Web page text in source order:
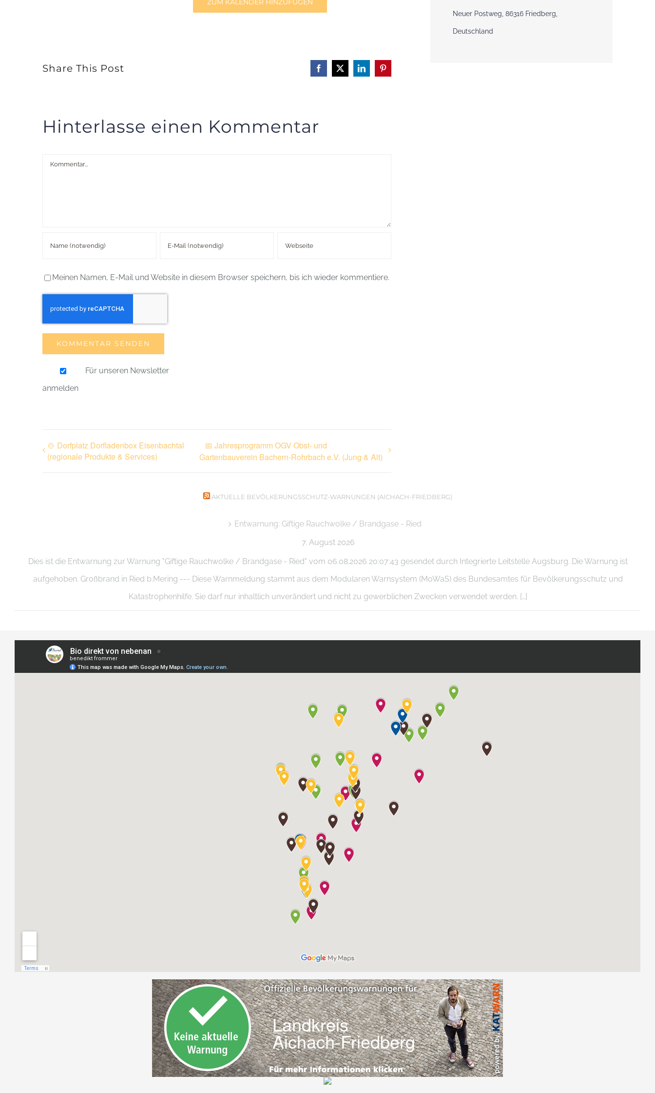
ZUM KALENDER HINZUFÜGEN
Share This Post Facebook
X LinkedInPinterest
Hinterlasse einen Kommentar
Kommentar
Meinen Namen, E-Mail und Website in diesem Browser speichern, bis ich wieder kommentiere.
Für unseren Newsletter
anmelden
🍲 Dorfplatz Dorfladenbox Eisenbachtal
(regionale Produkte & Services)
📅 Jahresprogramm OGV Obst- und
Gartenbauverein Bachern-Rohrbach e.V. (Jung & Alt)
Neuer Postweg, 86316 Friedberg,
Deutschland
AKTUELLE BEVÖLKERUNGSSCHUTZ-WARNUNGEN (AICHACH-FRIEDBERG)
Entwarnung: Giftige Rauchwolke / Brandgase - Ried
7. August 2026
Dies ist die Entwarnung zur Warnung "Giftige Rauchwolke / Brandgase - Ried" vom 06.08.2026 20:07:43 gesendet durch Integrierte Leitstelle Augsburg. Die Warnung ist
aufgehoben. Großbrand in Ried b.Mering --- Diese Warnmeldung stammt aus dem Modularen Warnsystem (MoWaS) des Bundesamtes für Bevölkerungsschutz und
Katastrophenhilfe. Sie darf nur inhaltlich unverändert und nicht zu gewerblichen Zwecken verwendet werden. […]